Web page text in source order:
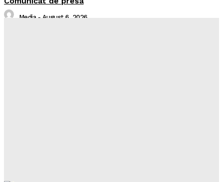
Media - August 6, 2026